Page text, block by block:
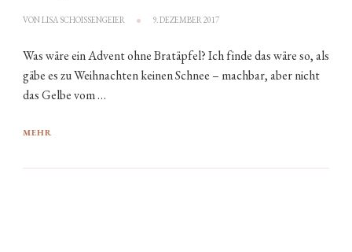
VONLISA SCHOISSENGEIER 9. DEZEMBER 2017
Was wäre ein Advent ohne Bratäpfel? Ich finde das wäre so, als
gäbe es zu Weihnachten keinen Schnee – machbar, aber nicht
das Gelbe vom …
MEHR